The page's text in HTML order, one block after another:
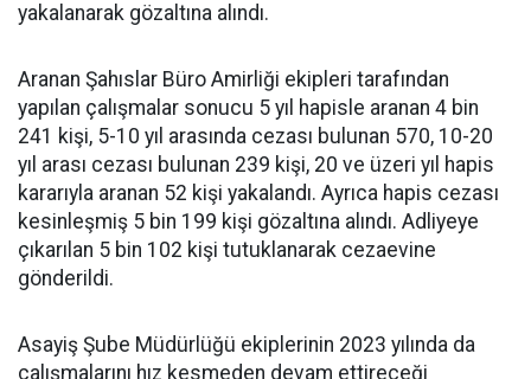
yakalanarak gözaltına alındı.
Aranan Şahıslar Büro Amirliği ekipleri tarafından
yapılan çalışmalar sonucu 5 yıl hapisle aranan 4 bin
241 kişi, 5-10 yıl arasında cezası bulunan 570, 10-20
yıl arası cezası bulunan 239 kişi, 20 ve üzeri yıl hapis
kararıyla aranan 52 kişi yakalandı. Ayrıca hapis cezası
kesinleşmiş 5 bin 199 kişi gözaltına alındı. Adliyeye
çıkarılan 5 bin 102 kişi tutuklanarak cezaevine
gönderildi.
Asayiş Şube Müdürlüğü ekiplerinin 2023 yılında da
çalışmalarını hız kesmeden devam ettireceği